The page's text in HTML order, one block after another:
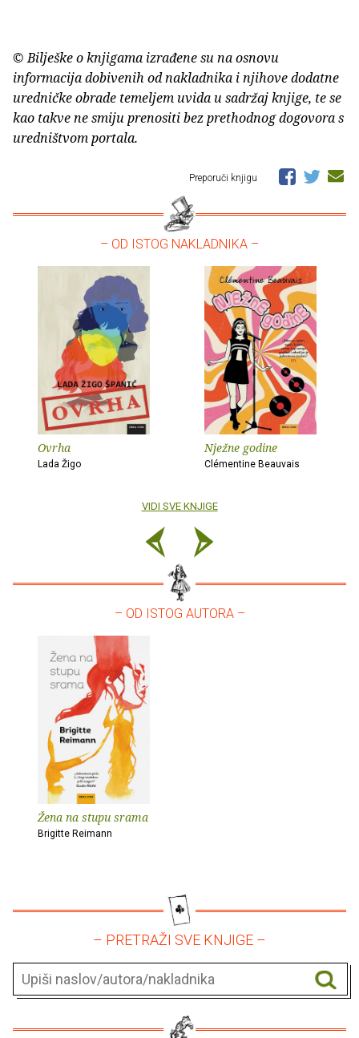
© Bilješke o knjigama izrađene su na osnovu
informacija dobivenih od nakladnika i njihove dodatne
uredničke obrade temeljem uvida u sadržaj knjige, te se
kao takve ne smiju prenositi bez prethodnog dogovora s
uredništvom portala.
Preporuči knjigu
– OD ISTOG NAKLADNIKA –
Ovrha
Lada Žigo
Nježne godine
Clémentine Beauvais
VIDI SVE KNJIGE
– OD ISTOG AUTORA –
Žena na stupu srama
Brigitte Reimann
– PRETRAŽI SVE KNJIGE –